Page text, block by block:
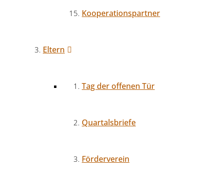
Kooperationspartner
Eltern
Tag der offenen Tür
Quartalsbriefe
Förderverein